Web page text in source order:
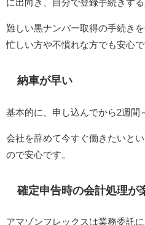
に出向き、自分で登録手続きする
難しい黒ナンバー取得の手続き
忙しい方や不慣れな方でも安心で
納車が早い
基本的に、申し込んでから2週間
会社を辞めて今すぐ働きたいと
ので安心です。
確定申告時の会計処理が
アマゾンフレックスは業務委託